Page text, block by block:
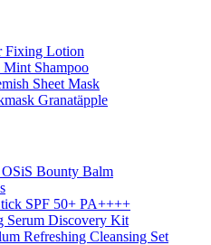
Fixing Lotion
Mint Shampoo
Sheet Mask
Granatäpple
Bounty Balm
SPF 50+ PA++++
Serum Discovery Kit
Refreshing Cleansing Set